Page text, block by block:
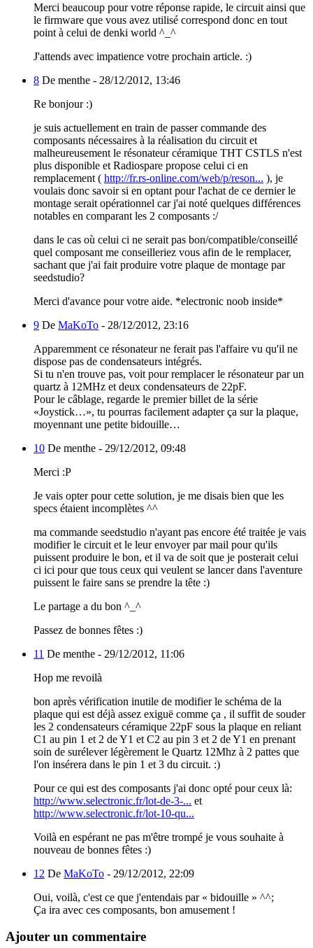
Merci beaucoup pour votre réponse rapide, le circuit ainsi que
le firmware que vous avez utilisé correspond donc en tout
point à celui de denki world ^_^
J'attends avec impatience votre prochain article. :)
8 De menthe - 28/12/2012, 13:46
Re bonjour :)
je suis actuellement en train de passer commande des
composants nécessaires à la réalisation du circuit et
malheureusement le résonateur céramique THT CSTLS n'est
plus disponible et Radiospare propose celui ci en
remplacement ( http://fr.rs-online.com/web/p/reson... ), je
voulais donc savoir si en optant pour l'achat de ce dernier le
montage serait opérationnel car j'ai noté quelques différences
notables en comparant les 2 composants :/
dans le cas où celui ci ne serait pas bon/compatible/conseillé
quel composant me conseilleriez vous afin de le remplacer,
sachant que j'ai fait produire votre plaque de montage par
seedstudio?
Merci d'avance pour votre aide. *electronic noob inside*
9 De MaKoTo - 28/12/2012, 23:16
Apparemment ce résonateur ne ferait pas l'affaire vu qu'il ne
dispose pas de condensateurs intégrés.
Si tu n'en trouve pas, voit pour remplacer le résonateur par un
quartz à 12MHz et deux condensateurs de 22pF.
Pour le câblage, regarde le premier billet de la série
«Joystick…», tu pourras facilement adapter ça sur la plaque,
moyennant une petite bidouille…
10 De menthe - 29/12/2012, 09:48
Merci :P
Je vais opter pour cette solution, je me disais bien que les
specs étaient incomplètes ^^
ma commande seedstudio n'ayant pas encore été traitée je vais
modifier le circuit et le leur envoyer par mail pour qu'ils
puissent produire le bon, et il va de soit que je posterait celui
ci ici pour que tous ceux qui veulent se lancer dans l'aventure
puissent le faire sans se prendre la tête :)
Le partage a du bon ^_^
Passez de bonnes fêtes :)
11 De menthe - 29/12/2012, 11:06
Hop me revoilà
bon après vérification inutile de modifier le schéma de la
plaque qui est déjà assez exiguë comme ça , il suffit de souder
les 2 condensateurs céramique 22pF sous la plaque en reliant
C1 au pin 1 et 2 de Y1 et C2 au pin 3 et 2 de Y1 en prenant
soin de surélever légèrement le Quartz 12Mhz à 2 pattes que
l'on insérera dans le pin 1 et 3 du circuit. :)
Pour ce qui est des composants j'ai donc opté pour ceux là:
http://www.selectronic.fr/lot-de-3-... et
http://www.selectronic.fr/lot-10-qu...
Voilà en espérant ne pas m'être trompé je vous souhaite à
nouveau de bonnes fêtes :)
12 De MaKoTo - 29/12/2012, 22:09
Oui, voilà, c'est ce que j'entendais par « bidouille » ^^;
Ça ira avec ces composants, bon amusement !
Ajouter un commentaire